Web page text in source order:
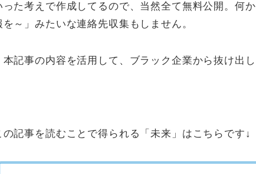
った考えで作成してるので、当然全て無料公開。何
を～」みたいな連絡先収集もしません。
本記事の内容を活用して、ブラック企業から抜け出し
の記事を読むことで得られる「未来」はこちらです↓